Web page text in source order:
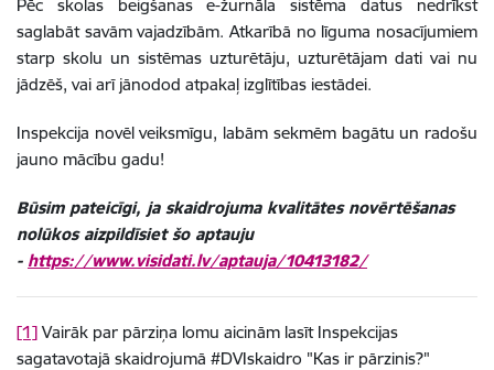
Pēc skolas beigšanas e-žurnāla sistēma datus nedrīkst
saglabāt savām vajadzībām. Atkarībā no līguma nosacījumiem
starp skolu un sistēmas uzturētāju, uzturētājam dati vai nu
jādzēš, vai arī jānodod atpakaļ izglītības iestādei.
Inspekcija novēl veiksmīgu, labām sekmēm bagātu un radošu
jauno mācību gadu!
Būsim pateicīgi, ja skaidrojuma kvalitātes novērtēšanas
nolūkos aizpildīsiet šo aptauju
- https://www.visidati.lv/aptauja/10413182/
[1] Vairāk par pārziņa lomu aicinām lasīt Inspekcijas
sagatavotajā skaidrojumā #DVIskaidro "Kas ir pārzinis?"